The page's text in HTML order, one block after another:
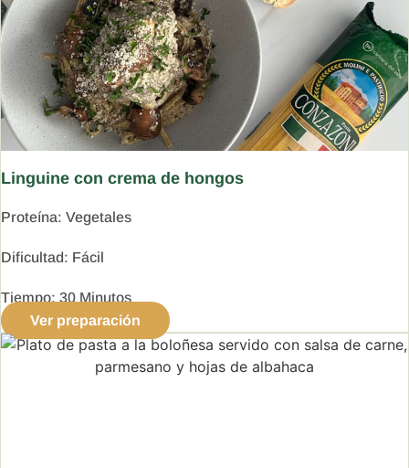
Linguine con crema de hongos
Proteína: Vegetales
Dificultad: Fácil
Tiempo: 30 Minutos
Ver preparación